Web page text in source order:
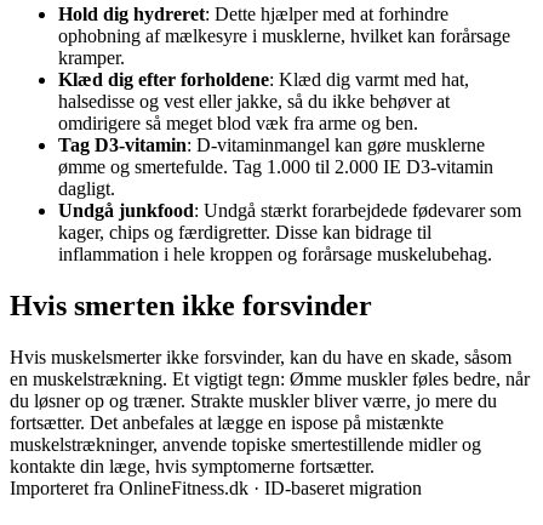
Hold dig hydreret: Dette hjælper med at forhindre
ophobning af mælkesyre i musklerne, hvilket kan forårsage
kramper.
Klæd dig efter forholdene: Klæd dig varmt med hat,
halsedisse og vest eller jakke, så du ikke behøver at
omdirigere så meget blod væk fra arme og ben.
Tag D3-vitamin: D-vitaminmangel kan gøre musklerne
ømme og smertefulde. Tag 1.000 til 2.000 IE D3-vitamin
dagligt.
Undgå junkfood: Undgå stærkt forarbejdede fødevarer som
kager, chips og færdigretter. Disse kan bidrage til
inflammation i hele kroppen og forårsage muskelubehag.
Hvis smerten ikke forsvinder
Hvis muskelsmerter ikke forsvinder, kan du have en skade, såsom
en muskelstrækning. Et vigtigt tegn: Ømme muskler føles bedre, når
du løsner op og træner. Strakte muskler bliver værre, jo mere du
fortsætter. Det anbefales at lægge en ispose på mistænkte
muskelstrækninger, anvende topiske smertestillende midler og
kontakte din læge, hvis symptomerne fortsætter.
Importeret fra OnlineFitness.dk · ID-baseret migration